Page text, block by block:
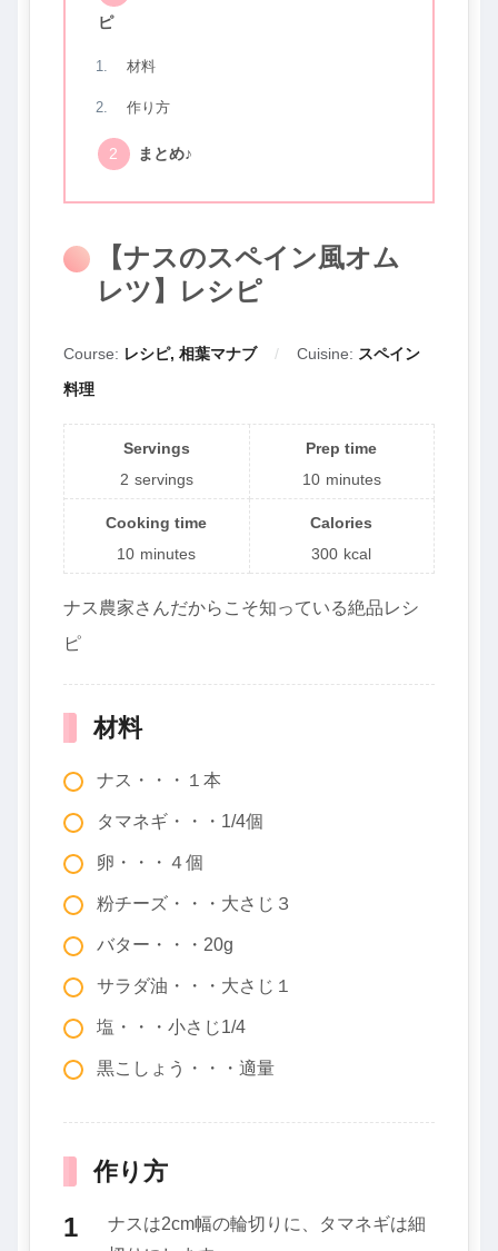
ピ
材料
作り方
まとめ♪
【ナスのスペイン風オム
レツ】レシピ
Course: レシピ, 相葉マナブ Cuisine: スペイン
料理
Servings
2 servings
Prep time
10 minutes
Cooking time
10 minutes
Calories
300 kcal
ナス農家さんだからこそ知っている絶品レシ
ピ
材料
ナス・・・１本
タマネギ・・・1/4個
卵・・・４個
粉チーズ・・・大さじ３
バター・・・20g
サラダ油・・・大さじ１
塩・・・小さじ1/4
黒こしょう・・・適量
作り方
ナスは2cm幅の輪切りに、タマネギは細